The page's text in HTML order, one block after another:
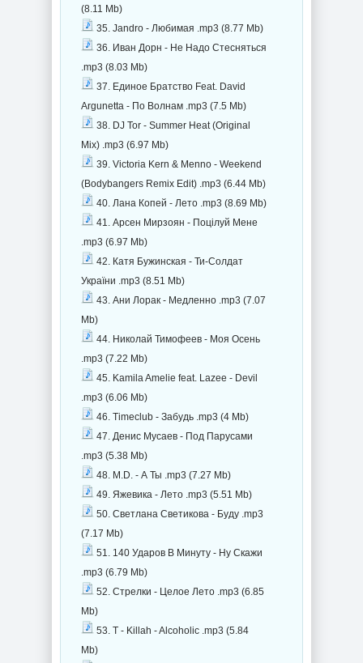
(8.11 Mb)
35. Jandro - Любимая .mp3 (8.77 Mb)
36. Иван Дорн - Не Надо Стесняться
.mp3 (8.03 Mb)
37. Единое Братство Feat. David
Argunetta - По Волнам .mp3 (7.5 Mb)
38. DJ Tor - Summer Heat (Original
Mix) .mp3 (6.97 Mb)
39. Victoria Kern & Menno - Weekend
(Bodybangers Remix Edit) .mp3 (6.44 Mb)
40. Лана Копей - Лето .mp3 (8.69 Mb)
41. Арсен Мирзоян - Поцілуй Мене
.mp3 (6.97 Mb)
42. Катя Бужинская - Ти-Солдат
України .mp3 (8.51 Mb)
43. Ани Лорак - Медленно .mp3 (7.07
Mb)
44. Николай Тимофеев - Моя Осень
.mp3 (7.22 Mb)
45. Kamila Amelie feat. Lazee - Devil
.mp3 (6.06 Mb)
46. Timeclub - Забудь .mp3 (4 Mb)
47. Денис Мусаев - Под Парусами
.mp3 (5.38 Mb)
48. M.D. - А Ты .mp3 (7.27 Mb)
49. Яжевика - Лето .mp3 (5.51 Mb)
50. Светлана Светикова - Буду .mp3
(7.17 Mb)
51. 140 Ударов В Минуту - Ну Скажи
.mp3 (6.79 Mb)
52. Стрелки - Целое Лето .mp3 (6.85
Mb)
53. T - Killah - Alcoholic .mp3 (5.84
Mb)